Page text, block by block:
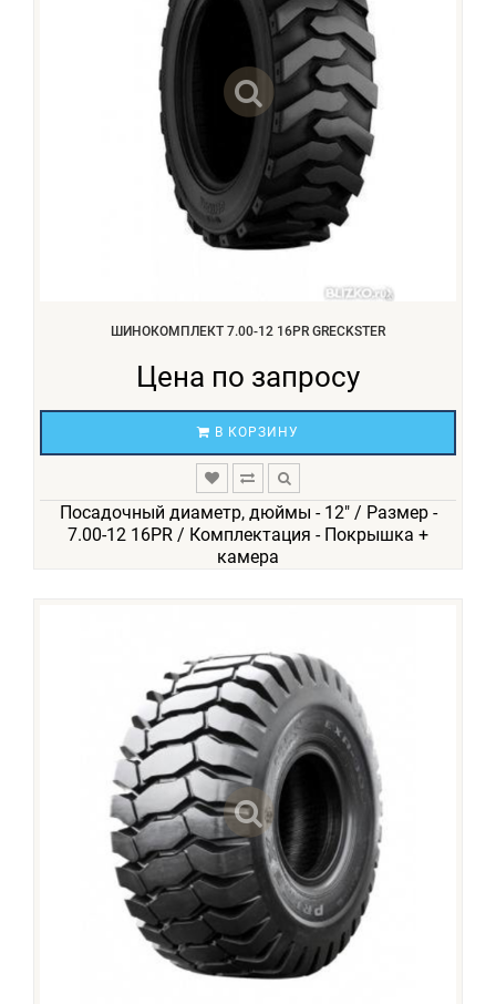
ШИНОКОМПЛЕКТ 7.00-12 16PR GRECKSTER
Цена по запросу
В КОРЗИНУ
Посадочный диаметр, дюймы - 12" / Размер -
7.00-12 16PR / Комплектация - Покрышка +
камера